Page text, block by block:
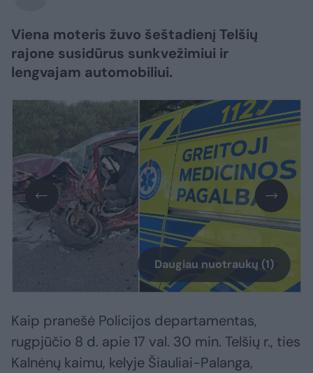
Viena moteris žuvo šeštadienį Telšių
rajone susidūrus sunkvežimiui ir
lengvajam automobiliui.
Daugiau nuotraukų (1)
Kaip pranešė Policijos departamentas,
rugpjūčio 8 d. apie 17 val. 30 min. Telšių r., ties
Kalnėnų kaimu, kelyje Šiauliai-Palanga,